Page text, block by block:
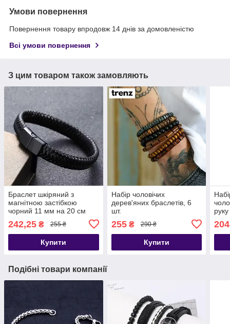
Умови повернення
Повернення товару впродовж 14 днів за домовленістю
Всі умови повернення
З цим товаром також замовляють
Браслет шкіряний з
магнітною застібкою
чорний 11 мм на 20 см
242,25 ₴ 255 ₴
Купити
Набір чоловічих
дерев'яних браслетів, 6
шт.
255₴ 290 ₴
Купити
руку
Подібні товари компанії